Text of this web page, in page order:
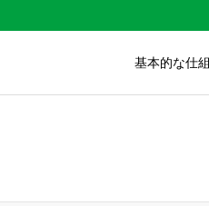
基本的な仕